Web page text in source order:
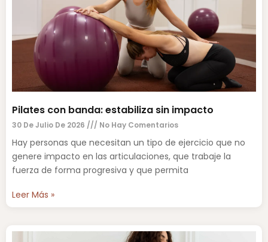
Pilates con banda: estabiliza sin impacto
30 De Julio De 2026 No Hay Comentarios
Hay personas que necesitan un tipo de ejercicio que no
genere impacto en las articulaciones, que trabaje la
fuerza de forma progresiva y que permita
Leer Más »